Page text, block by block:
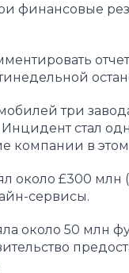
финансовые
три
стал
компании в этом
около £300
сервисы.
около 50 млн